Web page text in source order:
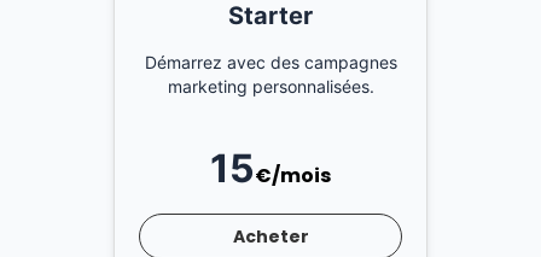
Starter
Démarrez avec des campagnes
marketing personnalisées.
15€/mois
Acheter